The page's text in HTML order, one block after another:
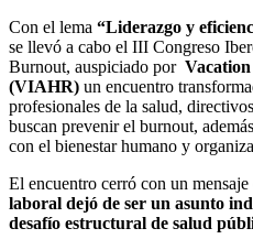
Con el lema “Liderazgo y
se llevó a cabo el III Congreso
Burnout, auspiciado por
(VIAHR) un encuentro
profesionales de la salud,
buscan prevenir el burnout,
con el bienestar humano y
El encuentro cerró con un mensaje
laboral dejó de ser un asunto
desafío estructural de salud